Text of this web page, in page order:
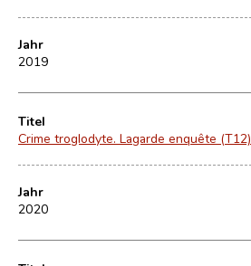
Jahr
2019
Titel
Crime troglodyte. Lagarde enquête (T12)
Jahr
2020